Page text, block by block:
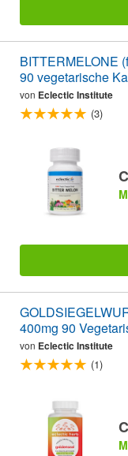
BITTERMELONE
90 vegetarische
von Eclectic Institute
(3)
400mg 90
von Eclectic Institute
(1)